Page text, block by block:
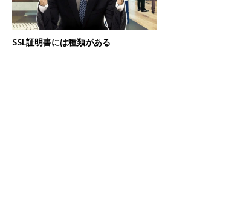
SSL証明書には種類がある